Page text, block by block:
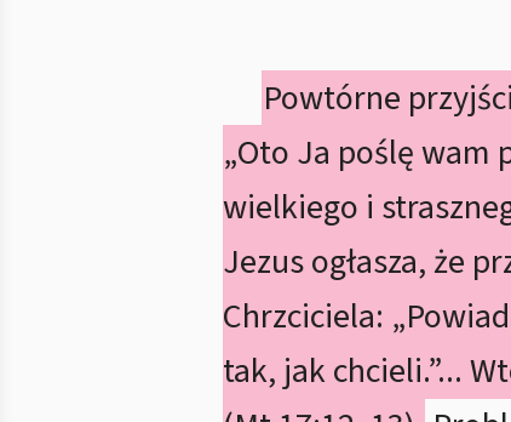
Powtórne
„Oto Ja poślę wam
wielkiego i
Jezus ogłasza, że
Chrzciciela:
tak, jak chcieli.”...